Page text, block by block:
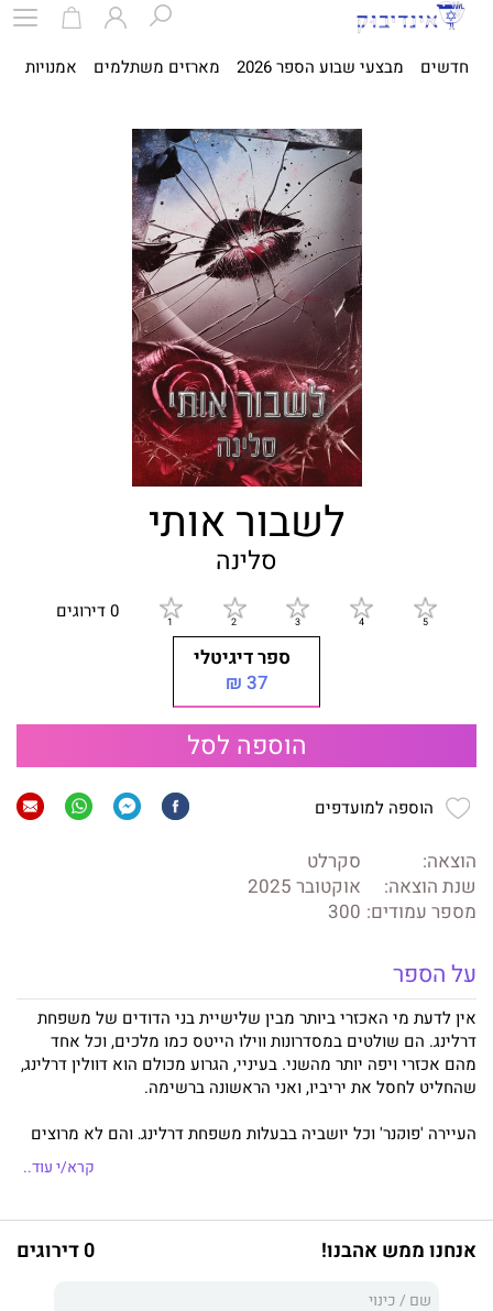
חדשים מבצעי שבוע הספר 2026 מארזים משתלמים אמנויות
לשבור אותי
סלינה
0 דירוגים
ספר דיגיטלי
37 ₪
הוספה לסל
הוספה למועדפים
הוצאה:
סקרלט
שנת הוצאה:
אוקטובר 2025
מספר עמודים: 300
על הספר
אין לדעת מי האכזרי ביותר מבין שלישיית בני הדודים של משפחת
דרלינג. הם שולטים במסדרונות ווילו הייטס כמו מלכים, וכל אחד
מהם אכזרי ויפה יותר מהשני. בעיניי, הגרוע מכולם הוא דוולין דרלינג,
שהחליט לחסל את יריביו, ואני הראשונה ברשימה.
העיירה 'פוקנר' וכל יושביה בבעלות משפחת דרלינג, והם לא מרוצים
מכך שעברנו לעיירה הדרומית הקטנה שלהם. בני המשפחה שלהם
שייכים למעמד המלוכה של העיירה, והם לא מתכוונים לפנות את
ביום הראשון שלי באקדמיית העילית של העיירה, אני מקבלת עצה
קרא/י עוד..
אנחנו ממש אהבנו! 0 דירוגים